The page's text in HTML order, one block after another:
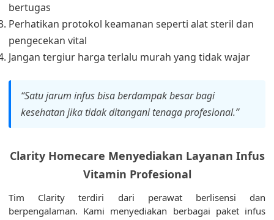
bertugas
Perhatikan protokol keamanan seperti alat steril dan
pengecekan vital
Jangan tergiur harga terlalu murah yang tidak wajar
“Satu jarum infus bisa berdampak besar bagi
kesehatan jika tidak ditangani tenaga profesional.”
Clarity Homecare Menyediakan Layanan Infus
Vitamin Profesional
Tim Clarity terdiri dari perawat berlisensi dan
berpengalaman. Kami menyediakan berbagai paket infus